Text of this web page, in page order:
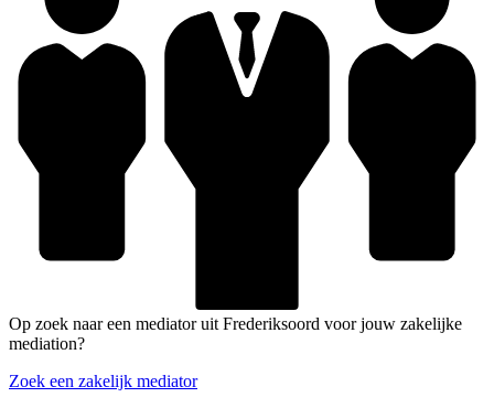
Op zoek naar een mediator uit Frederiksoord voor jouw zakelijke
mediation?
Zoek een zakelijk mediator